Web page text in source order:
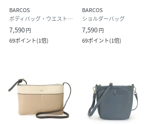
BARCOS
ボディバッグ・ウエストポーチ
7,590円
69ポイント(1倍)
BARCOS
ショルダーバッグ
7,590円
69ポイント(1倍)